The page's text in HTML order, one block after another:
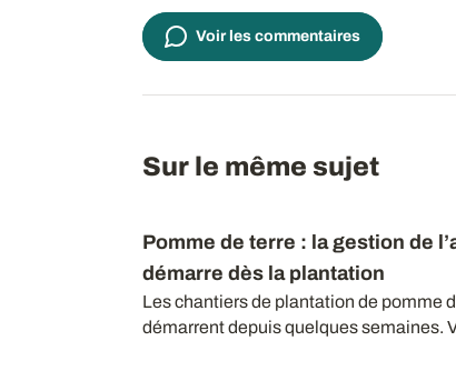
Voir les commentaires
Sur le même sujet
Pomme de terre : la gestion de
démarre dès la plantation
Les chantiers de plantation de pomme
démarrent depuis quelques semaines.